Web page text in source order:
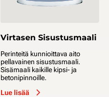
Virtasen Sisustusmaali
Perinteitä kunnioittava aito
pellavainen sisustusmaali.
Sisämaali kaikille kipsi- ja
betonipinnoille.
Lue lisää